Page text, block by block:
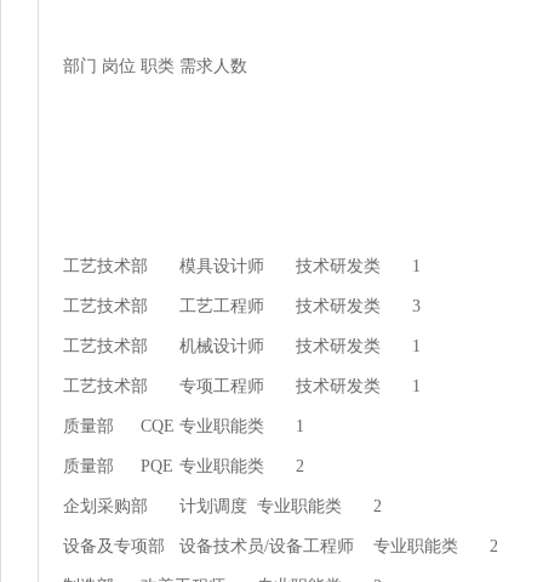
部门	岗位	职类	需求人数
工艺技术部	模具设计师	技术研发类	1
工艺技术部	工艺工程师	技术研发类	3
工艺技术部	机械设计师	技术研发类	1
工艺技术部	专项工程师	技术研发类	1
质量部	CQE	专业职能类	1
质量部	PQE	专业职能类	2
企划采购部	计划调度	专业职能类	2
设备及专项部	设备技术员/设备工程师	专业职能类	2